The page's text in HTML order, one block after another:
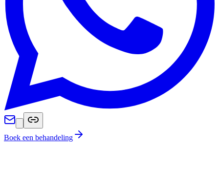
Boek een behandeling